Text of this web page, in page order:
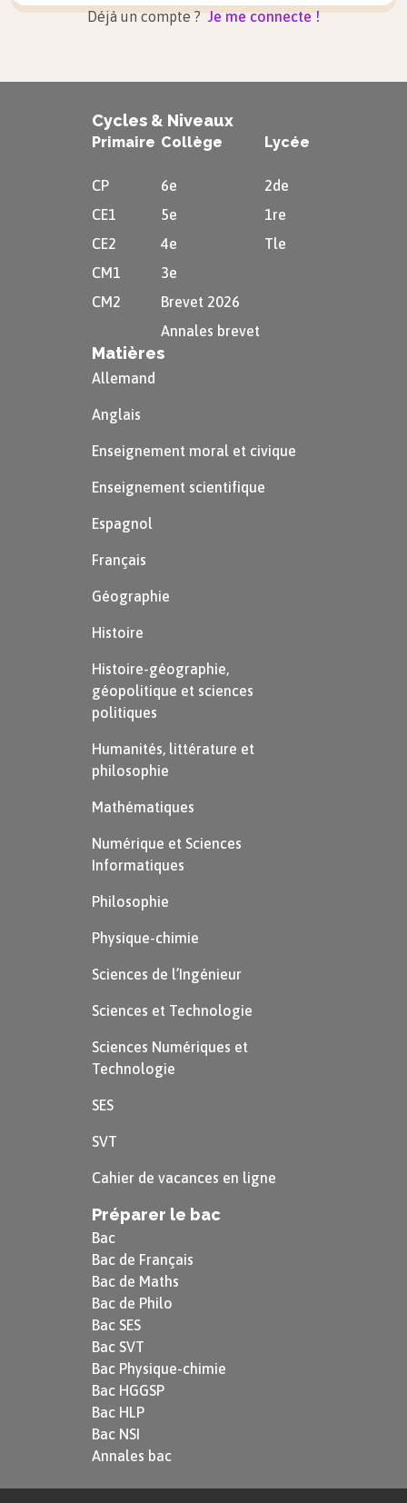
Déjà un compte ? Je me connecte !
Cycles & Niveaux
Primaire
CP
CE1
CE2
CM1
CM2
Collège
6e
5e
4e
3e
Brevet 2026
Annales brevet
Lycée
2de
1re
Tle
Matières
Allemand
Anglais
Enseignement moral et civique
Enseignement scientifique
Espagnol
Français
Géographie
Histoire
Histoire-géographie,
géopolitique et sciences
politiques
Humanités, littérature et
philosophie
Mathématiques
Numérique et Sciences
Informatiques
Philosophie
Physique-chimie
Sciences de l’Ingénieur
Sciences et Technologie
Sciences Numériques et
Technologie
SES
SVT
Cahier de vacances en ligne
Préparer le bac
Bac
Bac de Français
Bac de Maths
Bac de Philo
Bac SES
Bac SVT
Bac Physique-chimie
Bac HGGSP
Bac HLP
Bac NSI
Annales bac